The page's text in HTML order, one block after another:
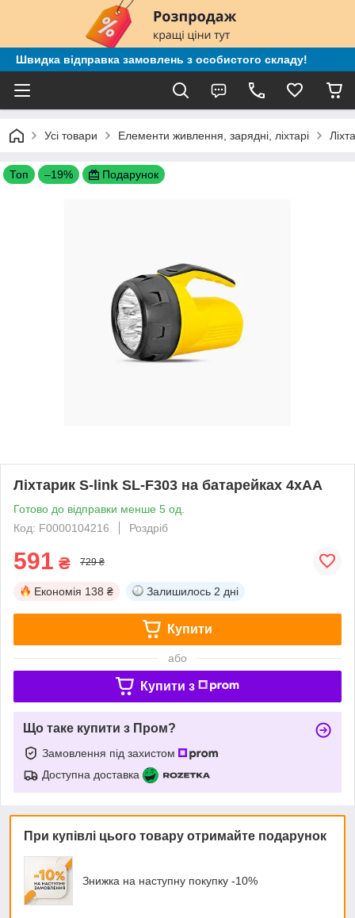
Швидка відправка замовлень з особистого складу!
Усі товари Елементи живлення, зарядні, ліхтарі
Топ –19% Подарунок
Ліхтарик S-link SL-F303 на батарейках 4хAA
Готово до відправки менше 5 од.
Код: F0000104216
Роздріб
591 ₴ 729 ₴
Економія 138 ₴ Залишилось 2 дні
Купити
або
Купити з
Що таке купити з Пром?
Замовлення під захистом
Доступна доставка
При купівлі цього товару отримайте подарунок
Знижка на наступну покупку -10%